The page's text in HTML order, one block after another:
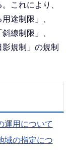
これにより、
途制限」、
線制限」、
規制」の規制
運用について
域の指定につ